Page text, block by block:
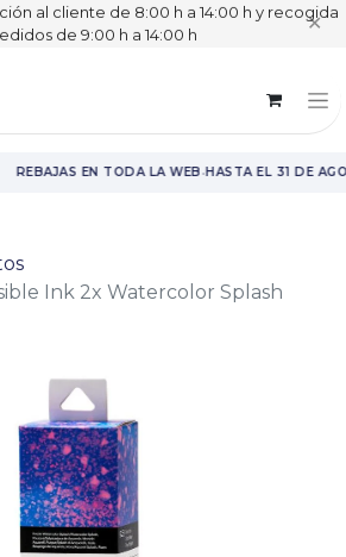
al cliente de 8:00 h a 14:00 h y recogida
de 9:00 h a 14:00 h ✕
REBAJAS EN TODA LA WEB·HASTA EL 31 DE
Ink 2x Watercolor Splash